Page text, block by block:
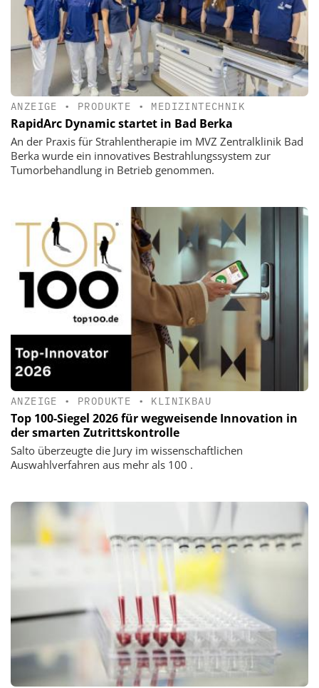
ANZEIGE • PRODUKTE • MEDIZINTECHNIK
RapidArc Dynamic startet in Bad Berka
An der Praxis für Strahlentherapie im MVZ Zentralklinik Bad
Berka wurde ein innovatives Bestrahlungssystem zur
Tumorbehandlung in Betrieb genommen.
ANZEIGE • PRODUKTE • KLINIKBAU
Top 100-Siegel 2026 für wegweisende Innovation in
der smarten Zutrittskontrolle
Salto überzeugte die Jury im wissenschaftlichen
Auswahlverfahren aus mehr als 100 .